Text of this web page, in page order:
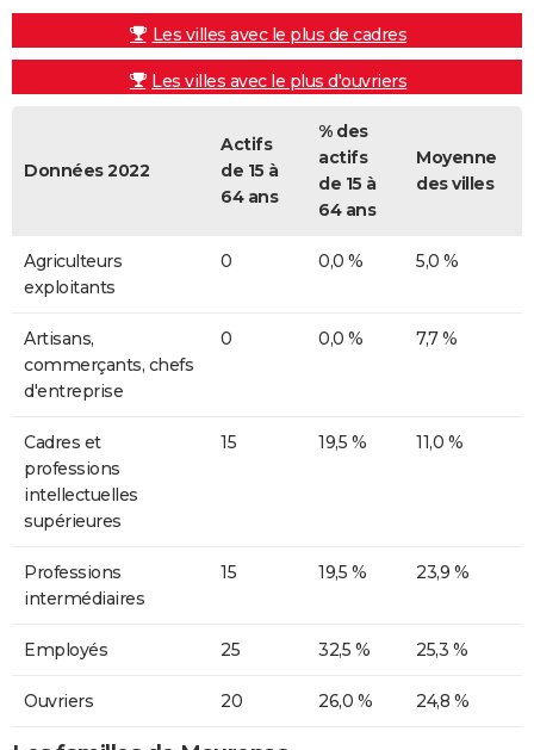
Les villes avec le plus de cadres
Les villes avec le plus d'ouvriers
Données 2022
Actifs
de 15 à
64 ans
% des
actifs
de 15 à
64 ans
Moyenne
des villes
Agriculteurs
exploitants
0 0,0 % 5,0 %
Artisans,
commerçants, chefs
d'entreprise
0 0,0 % 7,7 %
Cadres et
professions
intellectuelles
supérieures
15 19,5 % 11,0 %
Professions
intermédiaires
15 19,5 % 23,9 %
Employés 25 32,5 % 25,3 %
Ouvriers 20 26,0 % 24,8 %